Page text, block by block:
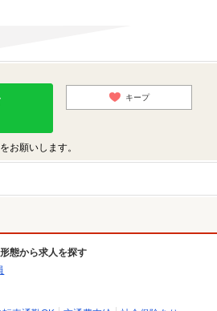
キープ
お願いします。
態から求人を探す